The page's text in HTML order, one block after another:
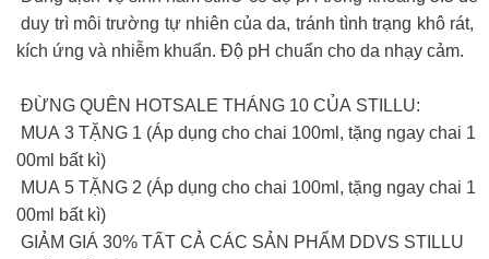
duy trì môi trường tự nhiên của da, tránh tình trạng khô rát,
kích ứng và nhiễm khuẩn. Độ pH chuẩn cho da nhạy cảm.
ĐỪNG QUÊN HOTSALE THÁNG 10 CỦA STILLU:
MUA 3 TẶNG 1 (Áp dụng cho chai 100ml, tặng ngay chai 1
00ml bất kì)
MUA 5 TẶNG 2 (Áp dụng cho chai 100ml, tặng ngay chai 1
00ml bất kì)
GIẢM GIÁ 30% TẤT CẢ CÁC SẢN PHẨM DDVS STILLU